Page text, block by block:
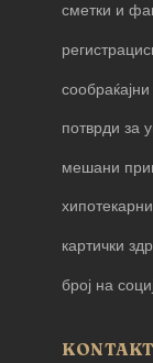
сметки и
потврди за
мешани
картички
број на
KONTAKT